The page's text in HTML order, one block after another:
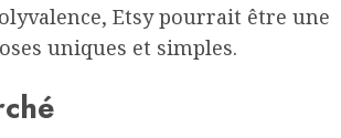
Etsy pourrait être une
uniques et simples.